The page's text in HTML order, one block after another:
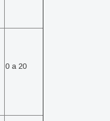
0 a 20